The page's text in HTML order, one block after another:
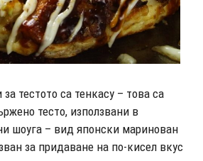
тестото са тенкасу – това са
тесто, използвани в
шоуга – вид японски маринован
за придаване на по-кисел вкус